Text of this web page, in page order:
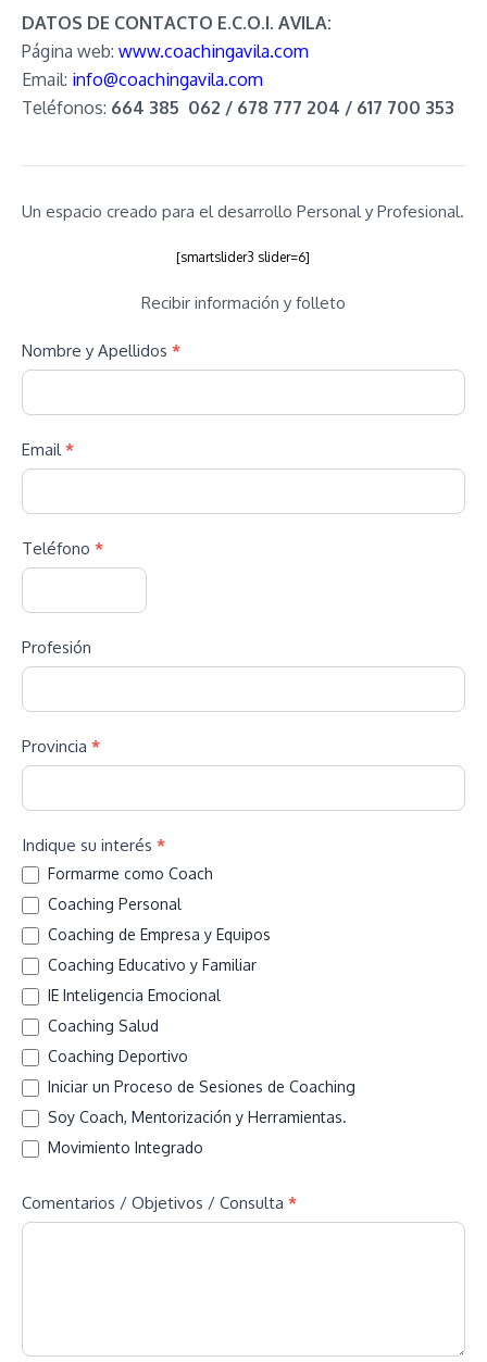
DATOS DE CONTACTO E.C.O.I. AVILA:
Página web:www.coachingavila.com
Email: info@coachingavila.com
Teléfonos: 664 385 062 / 678 777 204 / 617 700 353
Un espacio creado para el desarrollo Personal y Profesional.
[smartslider3 slider=6]
Recibir información y folleto
Nombre y Apellidos*
Email*
Teléfono*
Profesión
Provincia*
Indique su interés*
Formarme como Coach
Coaching Personal
Coaching de Empresa y Equipos
Coaching Educativo y Familiar
IE Inteligencia Emocional
Coaching Salud
Coaching Deportivo
Iniciar un Proceso de Sesiones de Coaching
Soy Coach, Mentorización y Herramientas.
Movimiento Integrado
Comentarios / Objetivos / Consulta*